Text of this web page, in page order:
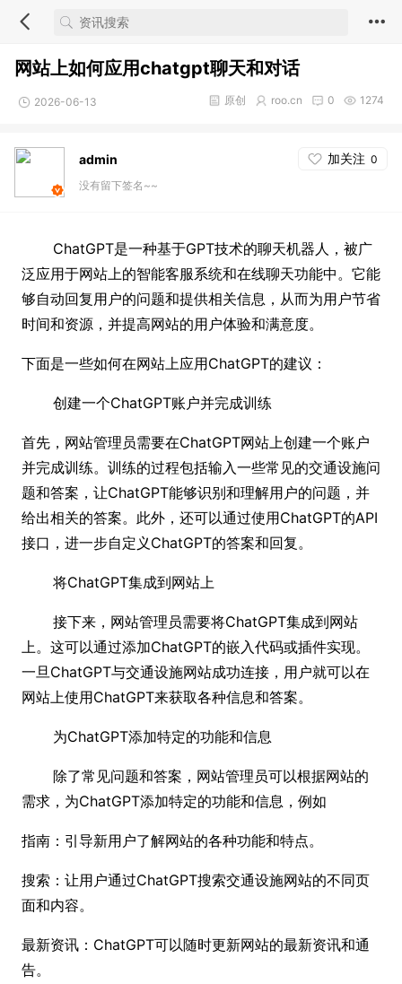
网站上如何应用chatgpt聊天和对话
2026-06-13 1274
0
roo.cn
原创
admin 加关注 0
没有留下签名~~
ChatGPT是一种基于GPT技术的聊天机器人，被广
泛应用于网站上的智能客服系统和在线聊天功能中。它能
够自动回复用户的问题和提供相关信息，从而为用户节省
时间和资源，并提高网站的用户体验和满意度。
下面是一些如何在网站上应用ChatGPT的建议：
创建一个ChatGPT账户并完成训练
首先，网站管理员需要在ChatGPT网站上创建一个账户
并完成训练。训练的过程包括输入一些常见的交通设施问
题和答案，让ChatGPT能够识别和理解用户的问题，并
给出相关的答案。此外，还可以通过使用ChatGPT的API
接口，进一步自定义ChatGPT的答案和回复。
将ChatGPT集成到网站上
接下来，网站管理员需要将ChatGPT集成到网站
上。这可以通过添加ChatGPT的嵌入代码或插件实现。
一旦ChatGPT与交通设施网站成功连接，用户就可以在
网站上使用ChatGPT来获取各种信息和答案。
为ChatGPT添加特定的功能和信息
除了常见问题和答案，网站管理员可以根据网站的
需求，为ChatGPT添加特定的功能和信息，例如
指南：引导新用户了解网站的各种功能和特点。
搜索：让用户通过ChatGPT搜索交通设施网站的不同页
面和内容。
最新资讯：ChatGPT可以随时更新网站的最新资讯和通
告。